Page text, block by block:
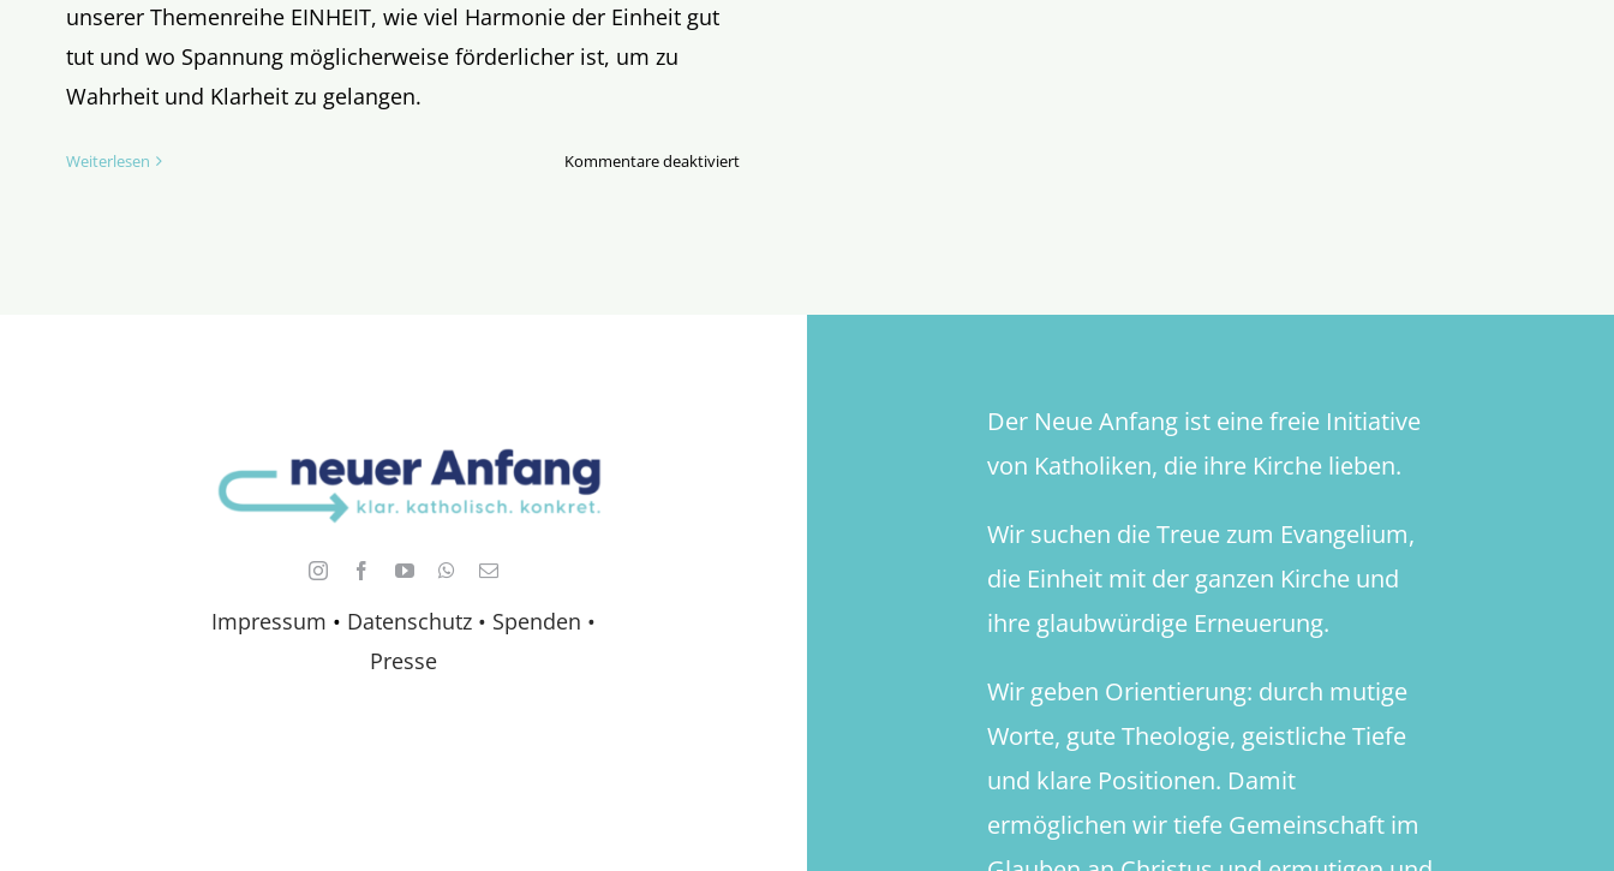
unserer Themenreihe EINHEIT, wie viel Harmonie der Einheit gut
tut und wo Spannung möglicherweise förderlicher ist, um zu
Wahrheit und Klarheit zu gelangen.
Weiterlesen Kommentare deaktiviertfür
Impressum • Datenschutz • Spenden •
Presse
Der Neue Anfang ist eine freie Initiative
von Katholiken, die ihre Kirche lieben.
Wir suchen die Treue zum Evangelium,
die Einheit mit der ganzen Kirche und
ihre glaubwürdige Erneuerung.
Wir geben Orientierung: durch mutige
Worte, gute Theologie, geistliche Tiefe
und klare Positionen. Damit
ermöglichen wir tiefe Gemeinschaft im